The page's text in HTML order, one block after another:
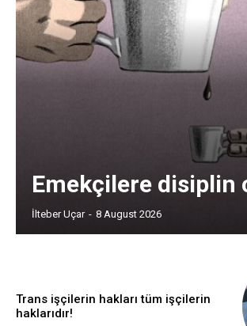
Emekçilere disiplin
İlteber Uçar - 8 August 2026
Trans işçilerin hakları tüm işçilerin
haklarıdır!